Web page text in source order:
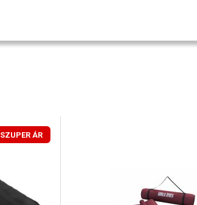
SZUPER ÁR